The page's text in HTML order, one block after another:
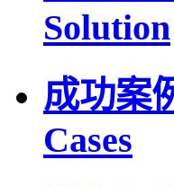
Solution
成功案
Cases